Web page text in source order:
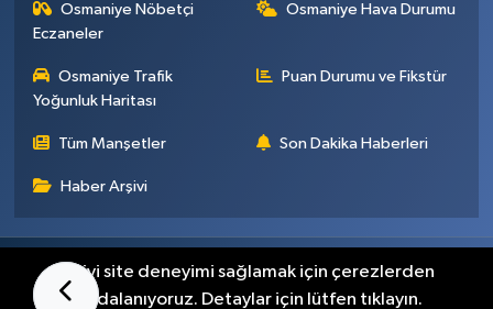
Osmaniye Nöbetçi
Eczaneler
Osmaniye Hava Durumu
Osmaniye Trafik
Yoğunluk Haritası
Puan Durumu ve Fikstür
Tüm Manşetler Son Dakika Haberleri
Haber Arşivi
Künye İletişim Gizlilik Sözleşmesi
En iyi site deneyimi sağlamak için çerezlerden
faydalanıyoruz. Detaylar için lütfen tıklayın.